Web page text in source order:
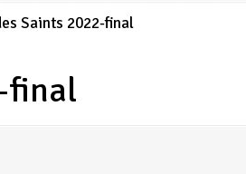
Saints 2022-final
final